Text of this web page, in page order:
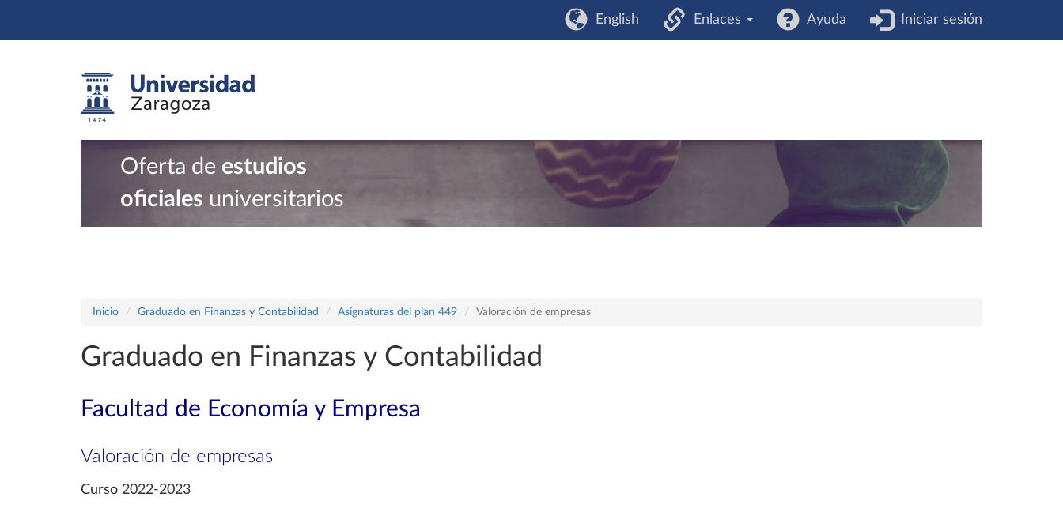
English Enlaces Ayuda Iniciar sesión
Oferta de estudios
oficiales universitarios
Inicio Graduado en Finanzas y Contabilidad Asignaturas del plan 449 Valoración de empresas
Graduado en Finanzas y Contabilidad
Facultad de Economía y Empresa
Valoración de empresas
Curso 2022-2023